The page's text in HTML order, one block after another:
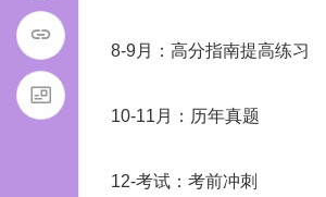
8-9月：高分指南提高练习
10-11月：历年真题
12-考试：考前冲刺